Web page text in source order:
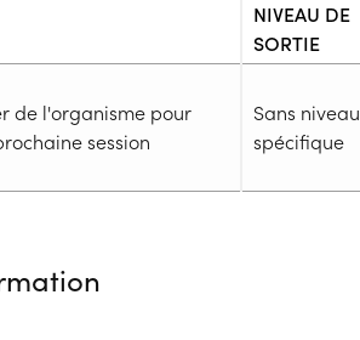
NIVEAU DE
SORTIE
de l'organisme pour
session
Sans niveau
spécifique